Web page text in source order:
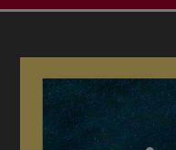
KINDER- &